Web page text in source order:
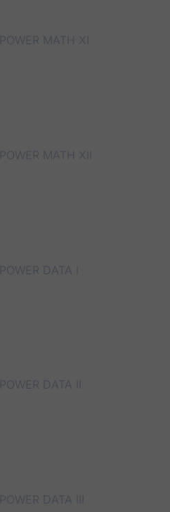
POWER MATH XI
POWER MATH XII
POWER DATA I
POWER DATA II
POWER DATA III